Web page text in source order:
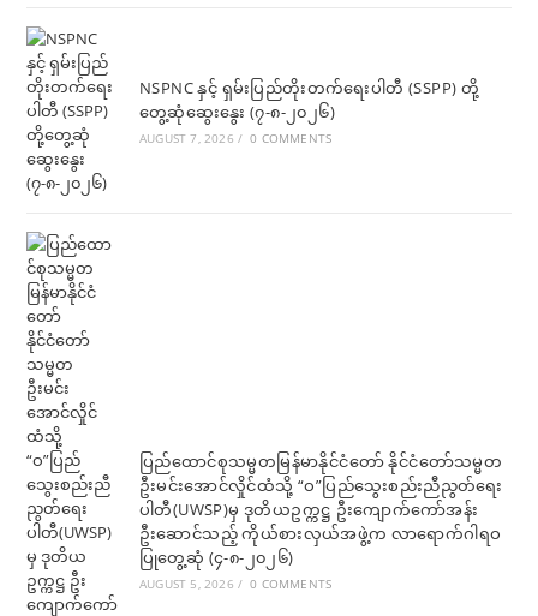
NSPNC နှင့် ရှမ်းပြည်တိုးတက်ရေးပါတီ (SSPP) တို့
တွေ့ဆုံဆွေးနွေး (၇-၈-၂၀၂၆)
AUGUST 7, 2026 / 0 COMMENTS
ပြည်ထောင်စုသမ္မတမြန်မာနိုင်ငံတော် နိုင်ငံတော်သမ္မတ
ဦးမင်းအောင်လှိုင်ထံသို့ “ဝ”ပြည်သွေးစည်းညီညွတ်ရေး
ပါတီ(UWSP)မှ ဒုတိယဥက္ကဋ္ဌ ဦးကျောက်ကော်အန်း
ဦးဆောင်သည့် ကိုယ်စားလှယ်အဖွဲ့က လာရောက်ဂါရဝ
ပြုတွေ့ဆုံ (၄-၈-၂၀၂၆)
AUGUST 5, 2026 / 0 COMMENTS